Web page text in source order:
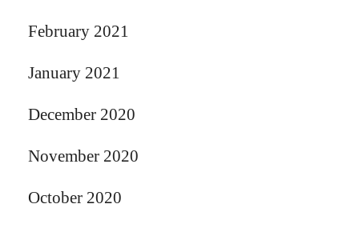
February 2021
January 2021
December 2020
November 2020
October 2020